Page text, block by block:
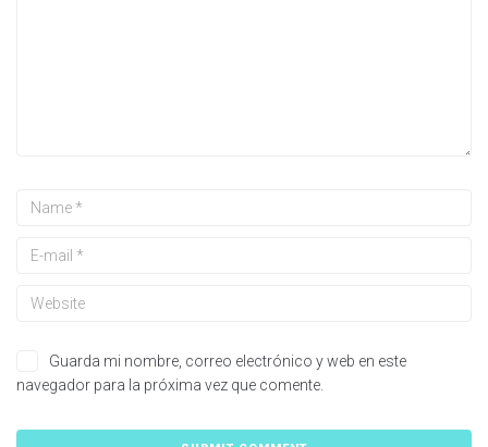
Guarda mi nombre, correo electrónico y web en este
navegador para la próxima vez que comente.